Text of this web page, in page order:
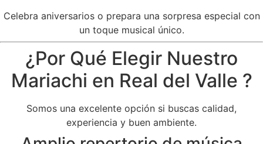
Celebra aniversarios o prepara una sorpresa especial con
un toque musical único.
¿Por Qué Elegir Nuestro
Mariachi en Real del Valle ?
Somos una excelente opción si buscas calidad,
experiencia y buen ambiente.